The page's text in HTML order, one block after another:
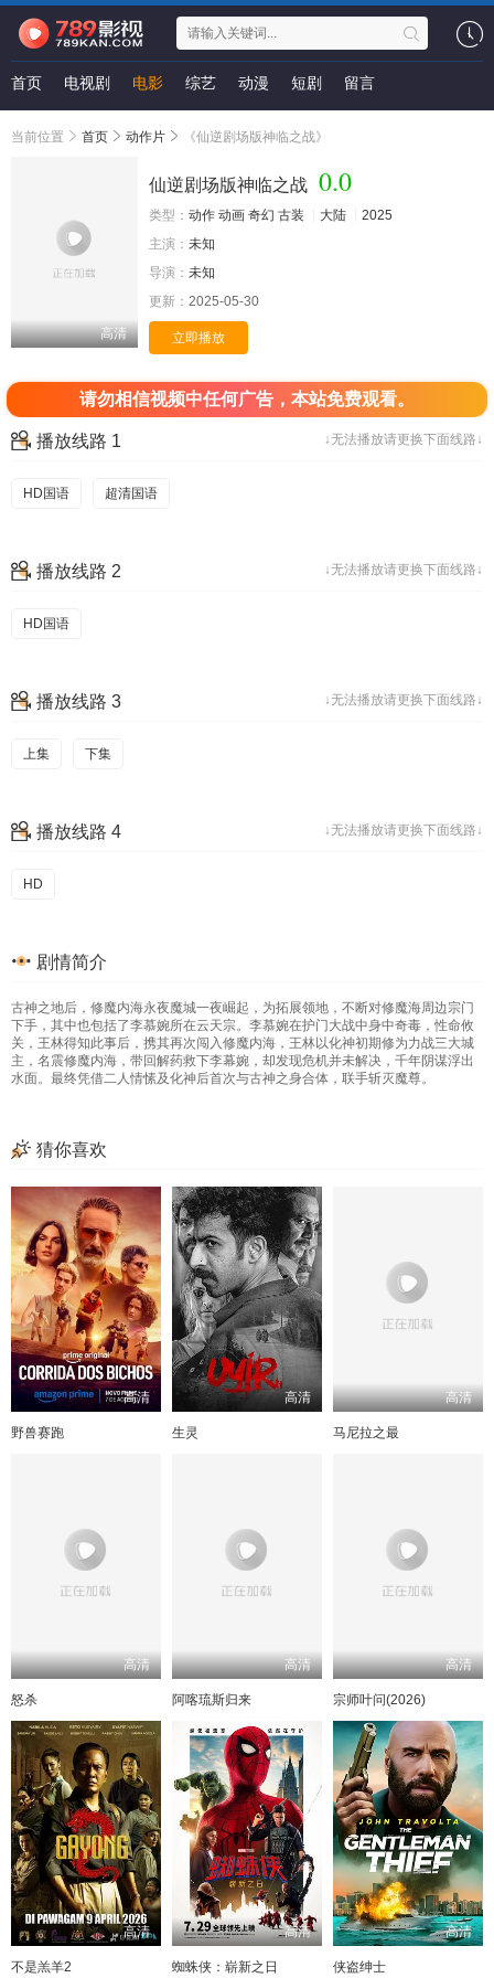
首页 电视剧 电影 综艺 动漫 短剧 留言
当前位置 首页 动作片 《仙逆剧场版神临之战》
高清
仙逆剧场版神临之战 0.0
类型： 动作 动画 奇幻 古装 大陆
2025
主演： 未知
导演： 未知
更新： 2025-05-30
立即播放
请勿相信视频中任何广告，本站免费观看。
↓无法播放请更换下面线路↓
播放线路 1
HD国语 超清国语
↓无法播放请更换下面线路↓
播放线路 2
HD国语
↓无法播放请更换下面线路↓
播放线路 3
上集 下集
↓无法播放请更换下面线路↓
播放线路 4
HD
剧情简介
古神之地后，修魔内海永夜魔城一夜崛起，为拓展领地，不断对修魔海周边宗门
下手，其中也包括了李慕婉所在云天宗。李慕婉在护门大战中身中奇毒，性命攸
关，王林得知此事后，携其再次闯入修魔内海，王林以化神初期修为力战三大城
主，名震修魔内海，带回解药救下李幕婉，却发现危机并未解决，千年阴谋浮出
水面。最终凭借二人情愫及化神后首次与古神之身合体，联手斩灭魔尊。
猜你喜欢
高清
野兽赛跑
高清
生灵
高清
马尼拉之最
高清
怒杀
高清
阿喀琉斯归来
高清
宗师叶问(2026)
高清
不是羔羊2
高清
蜘蛛侠：崭新之日
高清
侠盗绅士